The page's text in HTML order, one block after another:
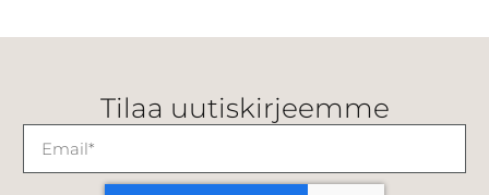
Tilaa uutiskirjeemme